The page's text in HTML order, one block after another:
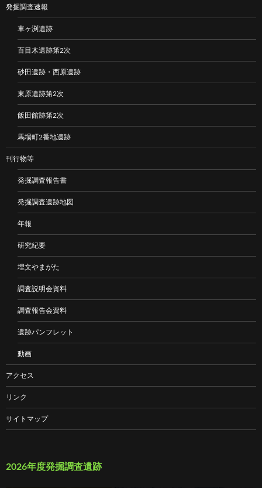
発掘調査速報
車ヶ渕遺跡
百目木遺跡第2次
砂田遺跡・西原遺跡
東原遺跡第2次
飯田館跡第2次
馬場町2番地遺跡
刊行物等
発掘調査報告書
発掘調査遺跡地図
年報
研究紀要
埋文やまがた
調査説明会資料
調査報告会資料
遺跡パンフレット
動画
アクセス
リンク
サイトマップ
2026年度発掘調査遺跡